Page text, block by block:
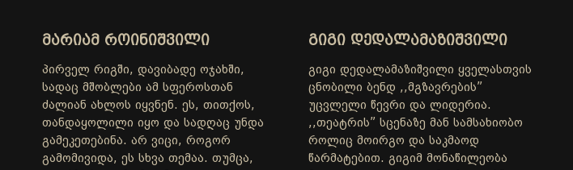
ᲛᲐᲠᲘᲐᲛ ᲠᲝᲘᲜᲘᲨᲕᲘᲚᲘ
პირველ რიგში, დავიბადე ოჯახში,
სადაც მშობლები ამ სფეროსთან
ძალიან ახლოს იყვნენ. ეს, თითქოს,
თანდაყოლილი იყო და სადღაც უნდა
გამეკეთებინა. არ ვიცი, როგორ
გამომივიდა, ეს სხვა თემაა. თუმცა,
ᲒᲘᲒᲘ ᲓᲔᲓᲐᲚᲐᲛᲐᲖᲘᲨᲕᲘᲚᲘ
გიგი დედალამაზიშვილი ყველასთვის
ცნობილი ბენდ ,,მგზავრების”
უცვლელი წევრი და ლიდერია.
,,თეატრის” სცენაზე მან სამსახიობო
როლიც მოირგო და საკმაოდ
წარმატებით. გიგიმ მონაწილეობა